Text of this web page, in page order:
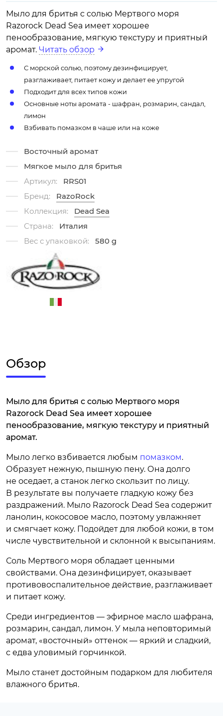
Мыло для бритья с солью Мертвого моря
Razorock Dead Sea имеет хорошее
пенообразование, мягкую текстуру и приятный
аромат. Читать обзор
С морской солью, поэтому дезинфицирует,
разглаживает, питает кожу и делает ее упругой
Подходит для всех типов кожи
Основные ноты аромата - шафран, розмарин, сандал,
лимон
Взбивать помазком в чаше или на коже
Восточный аромат
Мягкое мыло для бритья
Артикул:
RRS01
Бренд:
RazoRock
Коллекция:
Dead Sea
Страна:
Италия
Вес с упаковкой:
580 g
Обзор
Мыло для бритья с солью Мертвого моря
Razorock Dead Sea имеет хорошее
пенообразование, мягкую текстуру и приятный
аромат.
Мыло легко взбивается любым помазком.
Образует нежную, пышную пену. Она долго
не оседает, а станок легко скользит по лицу.
В результате вы получаете гладкую кожу без
раздражений. Мыло Razorock Dead Sea содержит
ланолин, кокосовое масло, поэтому увлажняет
и смягчает кожу. Подойдет для любой кожи, в том
числе чувствительной и склонной к высыпаниям.
Соль Мертвого моря обладает ценными
свойствами. Она дезинфицирует, оказывает
противовоспалительное действие, разглаживает
и питает кожу.
Среди ингредиентов — эфирное масло шафрана,
розмарин, сандал, лимон. У мыла неповторимый
аромат, «восточный» оттенок — яркий и сладкий,
с едва уловимый горчинкой.
Мыло станет достойным подарком для любителя
влажного бритья.